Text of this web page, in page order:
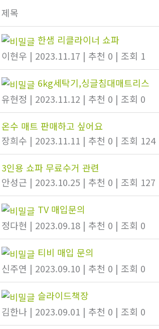
제목
한샘 리클라이너 쇼파
이현우 | 2023.11.17 | 추천 0 | 조회 1
6kg세탁기,싱글침대매트리스
유현정 | 2023.11.12 | 추천 0 | 조회 0
온수 매트 판매하고 싶어요
장희수 | 2023.11.11 | 추천 0 | 조회 124
3인용 쇼파 무료수거 관련
안성근 | 2023.10.25 | 추천 0 | 조회 127
TV 매입문의
정다현 | 2023.09.18 | 추천 0 | 조회 0
티비 매입 문의
신주연 | 2023.09.10 | 추천 0 | 조회 0
슬라이드책장
김한나 | 2023.09.01 | 추천 0 | 조회 0